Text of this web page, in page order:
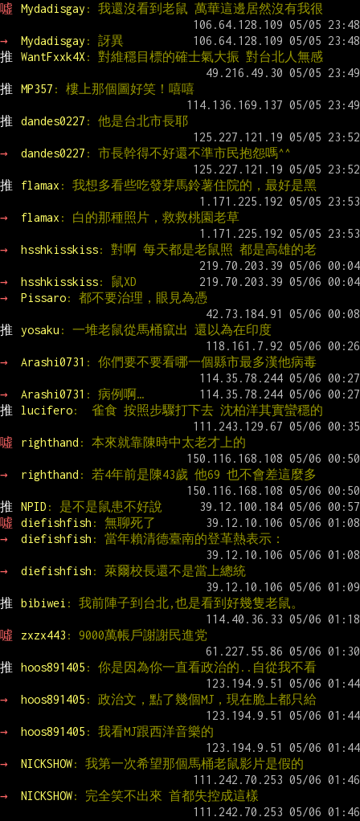
噓
Mydadisgay : 我還沒看到老鼠 萬華這邊居然沒有我很
→ Mydadisgay : 訝異
推
WantFxxk4X : 對維穩目標的確士氣大振 對台北人無感
推 MP357 : 樓上那個圖好笑！嘻嘻
推 dandes0227 : 他是台北市長耶
→ dandes0227 : 市長幹得不好還不準市民抱怨嗎^^
推 flamax : 我想多看些吃發芽馬鈴薯住院的，最好是黑
→ flamax : 白的那種照片，救救桃園老草
→ hsshkisskiss: 對啊 每天都是老鼠照 都是高雄的老
→ hsshkisskiss: 鼠XD
→
Pissaro: 都不要治理，眼見為憑
推 yosaku : 一堆老鼠從馬桶竄出 還以為在印度
→ Arashi0731 : 你們要不要看哪一個縣市最多漢他病毒
→ Arashi0731 : 病例啊…
推
lucifero:  雀食 按照步驟打下去 沈柏洋其實蠻穩的
噓 righthand : 本來就靠陳時中太老才上的
→ righthand : 若4年前是陳43歲 他69 也不會差這麼多
推 NPID : 是不是鼠患不好說
噓
diefishfish : 無聊死了
→
diefishfish : 當年賴清德臺南的登革熱表示：
→ diefishfish : 萊爾校長還不是當上總統
推 bibiwei : 我前陣子到台北,也是看到好幾隻老鼠。
噓 zxzx443 : 9000萬帳戶謝謝民進党
推 hoos891405 : 你是因為你一直看政治的..自從我不看
→ hoos891405 : 政治文，點了幾個MJ，現在脆上都只給
→ hoos891405 : 我看MJ跟西洋音樂的
→ NICKSHOW: 我第一次希望那個馬桶老鼠影片是假的
→ NICKSHOW: 完全笑不出來 首都失控成這樣